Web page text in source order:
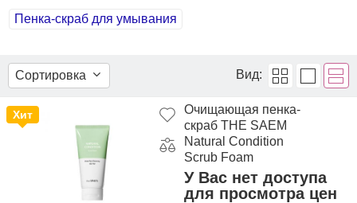
Пенка-скраб для умывания
Сортировка Вид:
Хит
Очищающая пенка-
скраб THE SAEM
Natural Condition
Scrub Foam
У Вас нет доступа
для просмотра цен